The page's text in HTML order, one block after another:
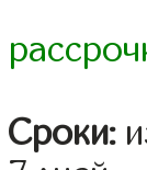
Сроки: